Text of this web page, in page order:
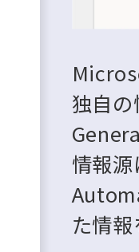
独自
情報
た情報